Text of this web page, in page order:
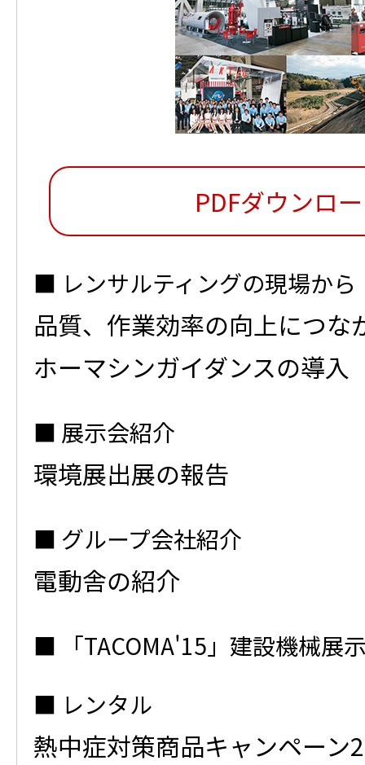
PDFダウンロ
レンサルティングの現場から
品質、作業効率の向上につな
ホーマシンガイダンスの導入
展示会紹介
環境展出展の報告
グループ会社紹介
電動舎の紹介
「TACOMA'15」建設機械展
レンタル
熱中症対策商品キャンペーン